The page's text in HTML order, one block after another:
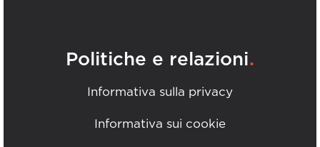
Politiche e relazioni.
Informativa sulla privacy
Informativa sui cookie